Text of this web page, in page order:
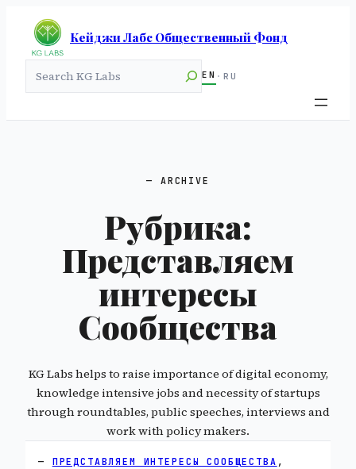
Кейджи Лабс Общественный Фонд
EN · RU
ARCHIVE
Рубрика:
Представляем
интересы
Сообщества
KG Labs helps to raise importance of digital economy,
knowledge intensive jobs and necessity of startups
through roundtables, public speeches, interviews and
work with policy makers.
ПРЕДСТАВЛЯЕМ ИНТЕРЕСЫ СООБЩЕСТВА